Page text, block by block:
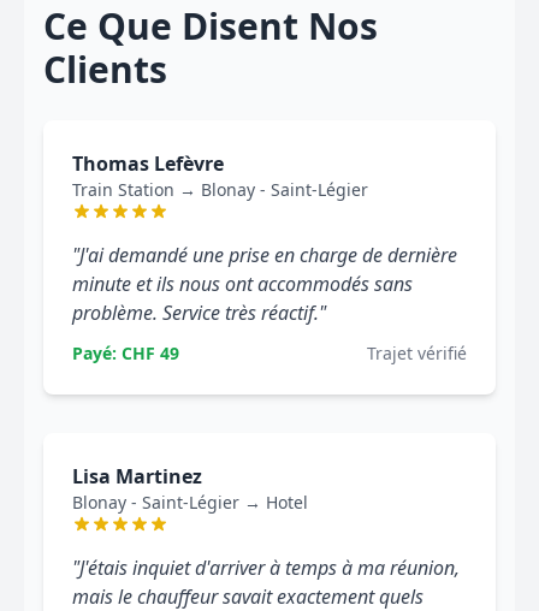
Ce Que Disent Nos
Clients
Thomas Lefèvre
Train Station → Blonay - Saint-Légier
"J'ai demandé une prise en charge de dernière
minute et ils nous ont accommodés sans
problème. Service très réactif."
Payé: CHF 49 Trajet vérifié
Lisa Martinez
Blonay - Saint-Légier → Hotel
"J'étais inquiet d'arriver à temps à ma réunion,
mais le chauffeur savait exactement quels